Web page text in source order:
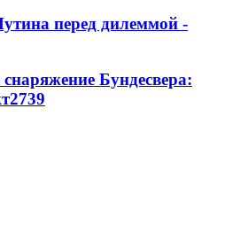
перед дилеммой -
Бундесвера:
2739